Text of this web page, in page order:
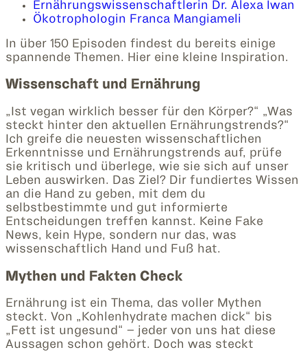
Ernährungswissenschaftlerin Dr. Alexa Iwan
Ökotrophologin Franca Mangiameli
In über 150 Episoden findest du bereits einige
spannende Themen. Hier eine kleine Inspiration.
Wissenschaft und Ernährung
„Ist vegan wirklich besser für den Körper?“ „Was
steckt hinter den aktuellen Ernährungstrends?“
Ich greife die neuesten wissenschaftlichen
Erkenntnisse und Ernährungstrends auf, prüfe
sie kritisch und überlege, wie sie sich auf unser
Leben auswirken. Das Ziel? Dir fundiertes Wissen
an die Hand zu geben, mit dem du
selbstbestimmte und gut informierte
Entscheidungen treffen kannst. Keine Fake
News, kein Hype, sondern nur das, was
wissenschaftlich Hand und Fuß hat.
Mythen und Fakten Check
Ernährung ist ein Thema, das voller Mythen
steckt. Von „Kohlenhydrate machen dick“ bis
„Fett ist ungesund“ – jeder von uns hat diese
Aussagen schon gehört. Doch was steckt